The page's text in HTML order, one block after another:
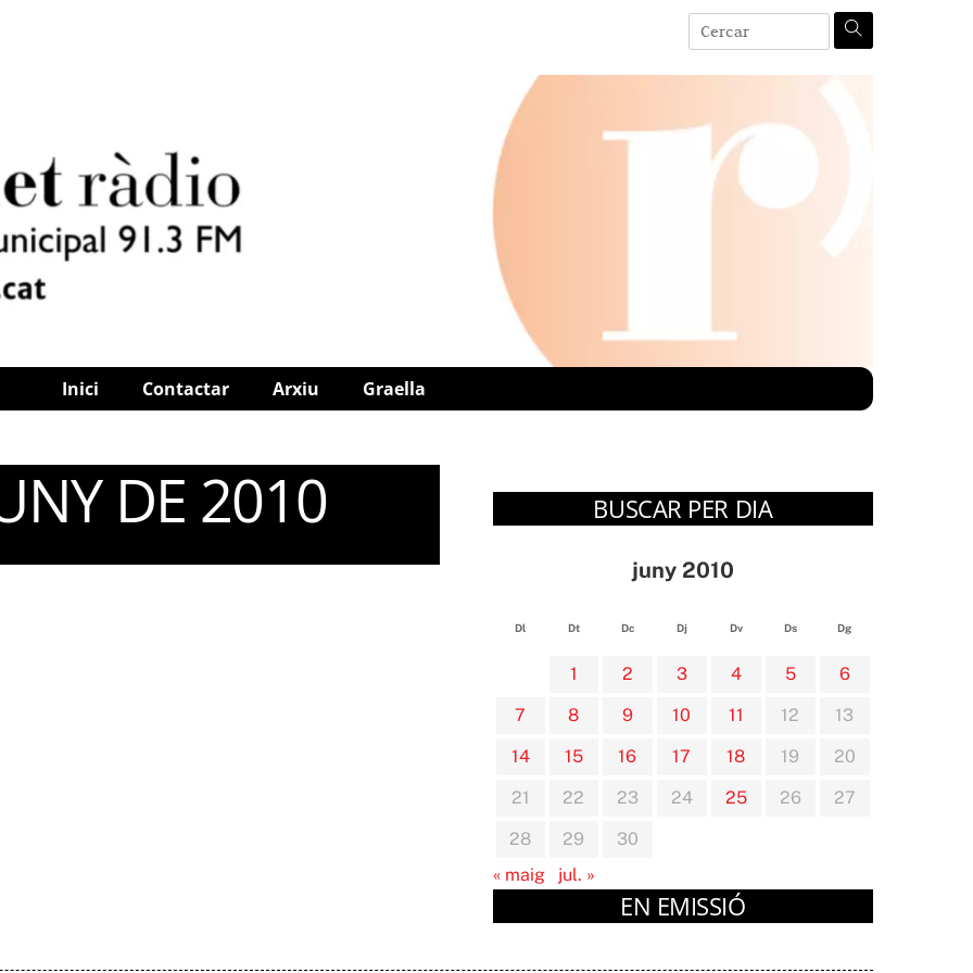
Inici Contactar Arxiu Graella
DE 2010 BUSCAR PER DIA
juny 2010
Dl Dt Dc Dj Dv Ds Dg
1 2 3 4 5
6
7
8 9 10 11 12
13
14
15 16 17 18 19
20
21
22 23 24 25 26
27
28
29
30
« maig
jul. »
EN EMISSIÓ